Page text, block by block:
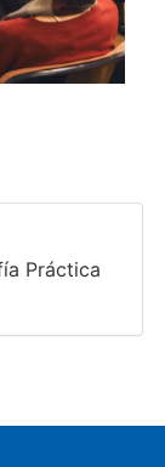
Práctica